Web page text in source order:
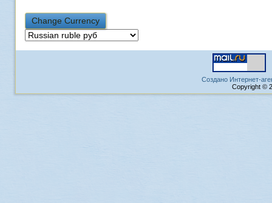
Создано Интернет-
Copyright ©